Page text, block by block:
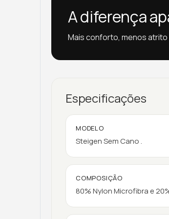
A diferença
Mais conforto, menos
Especificações
MODELO
Steigen Sem Cano .
COMPOSIÇÃO
80% Nylon Microfibra e